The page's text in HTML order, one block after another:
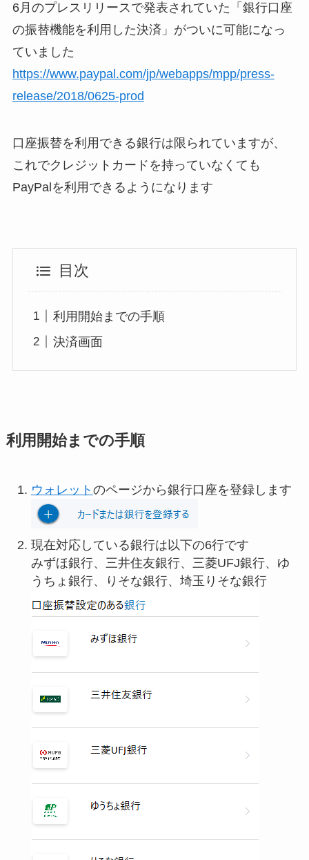
6月のプレスリリースで発表されていた「銀行口座
の振替機能を利用した決済」がついに可能になっ
ていました
https://www.paypal.com/jp/webapps/mpp/press-
release/2018/0625-prod
口座振替を利用できる銀行は限られていますが、
これでクレジットカードを持っていなくても
PayPalを利用できるようになります
目次
利用開始までの手順
決済画面
利用開始までの手順
ウォレット のページから銀行口座を登録します
現在対応している銀行は以下の6行です
みずほ銀行、三井住友銀行、三菱UFJ銀行、ゆ
うちょ銀行、りそな銀行、埼玉りそな銀行